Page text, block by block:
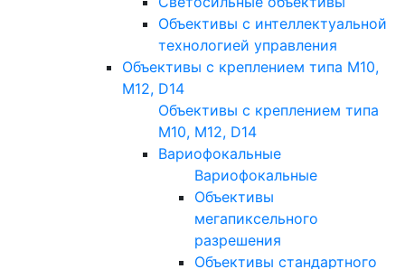
Объективы с интеллектуальной
технологией управления
Объективы с креплением типа M10,
M12, D14
Объективы с креплением типа
M10, M12, D14
Вариофокальные
Вариофокальные
Объективы
мегапиксельного
разрешения
Объективы стандартного